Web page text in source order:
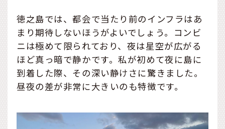
徳之島では、都会で当たり前のインフラはあ
まり期待しないほうがよいでしょう。コンビ
ニは極めて限られており、夜は星空が広がる
ほど真っ暗で静かです。私が初めて夜に島に
到着した際、その深い静けさに驚きました。
昼夜の差が非常に大きいのも特徴です。